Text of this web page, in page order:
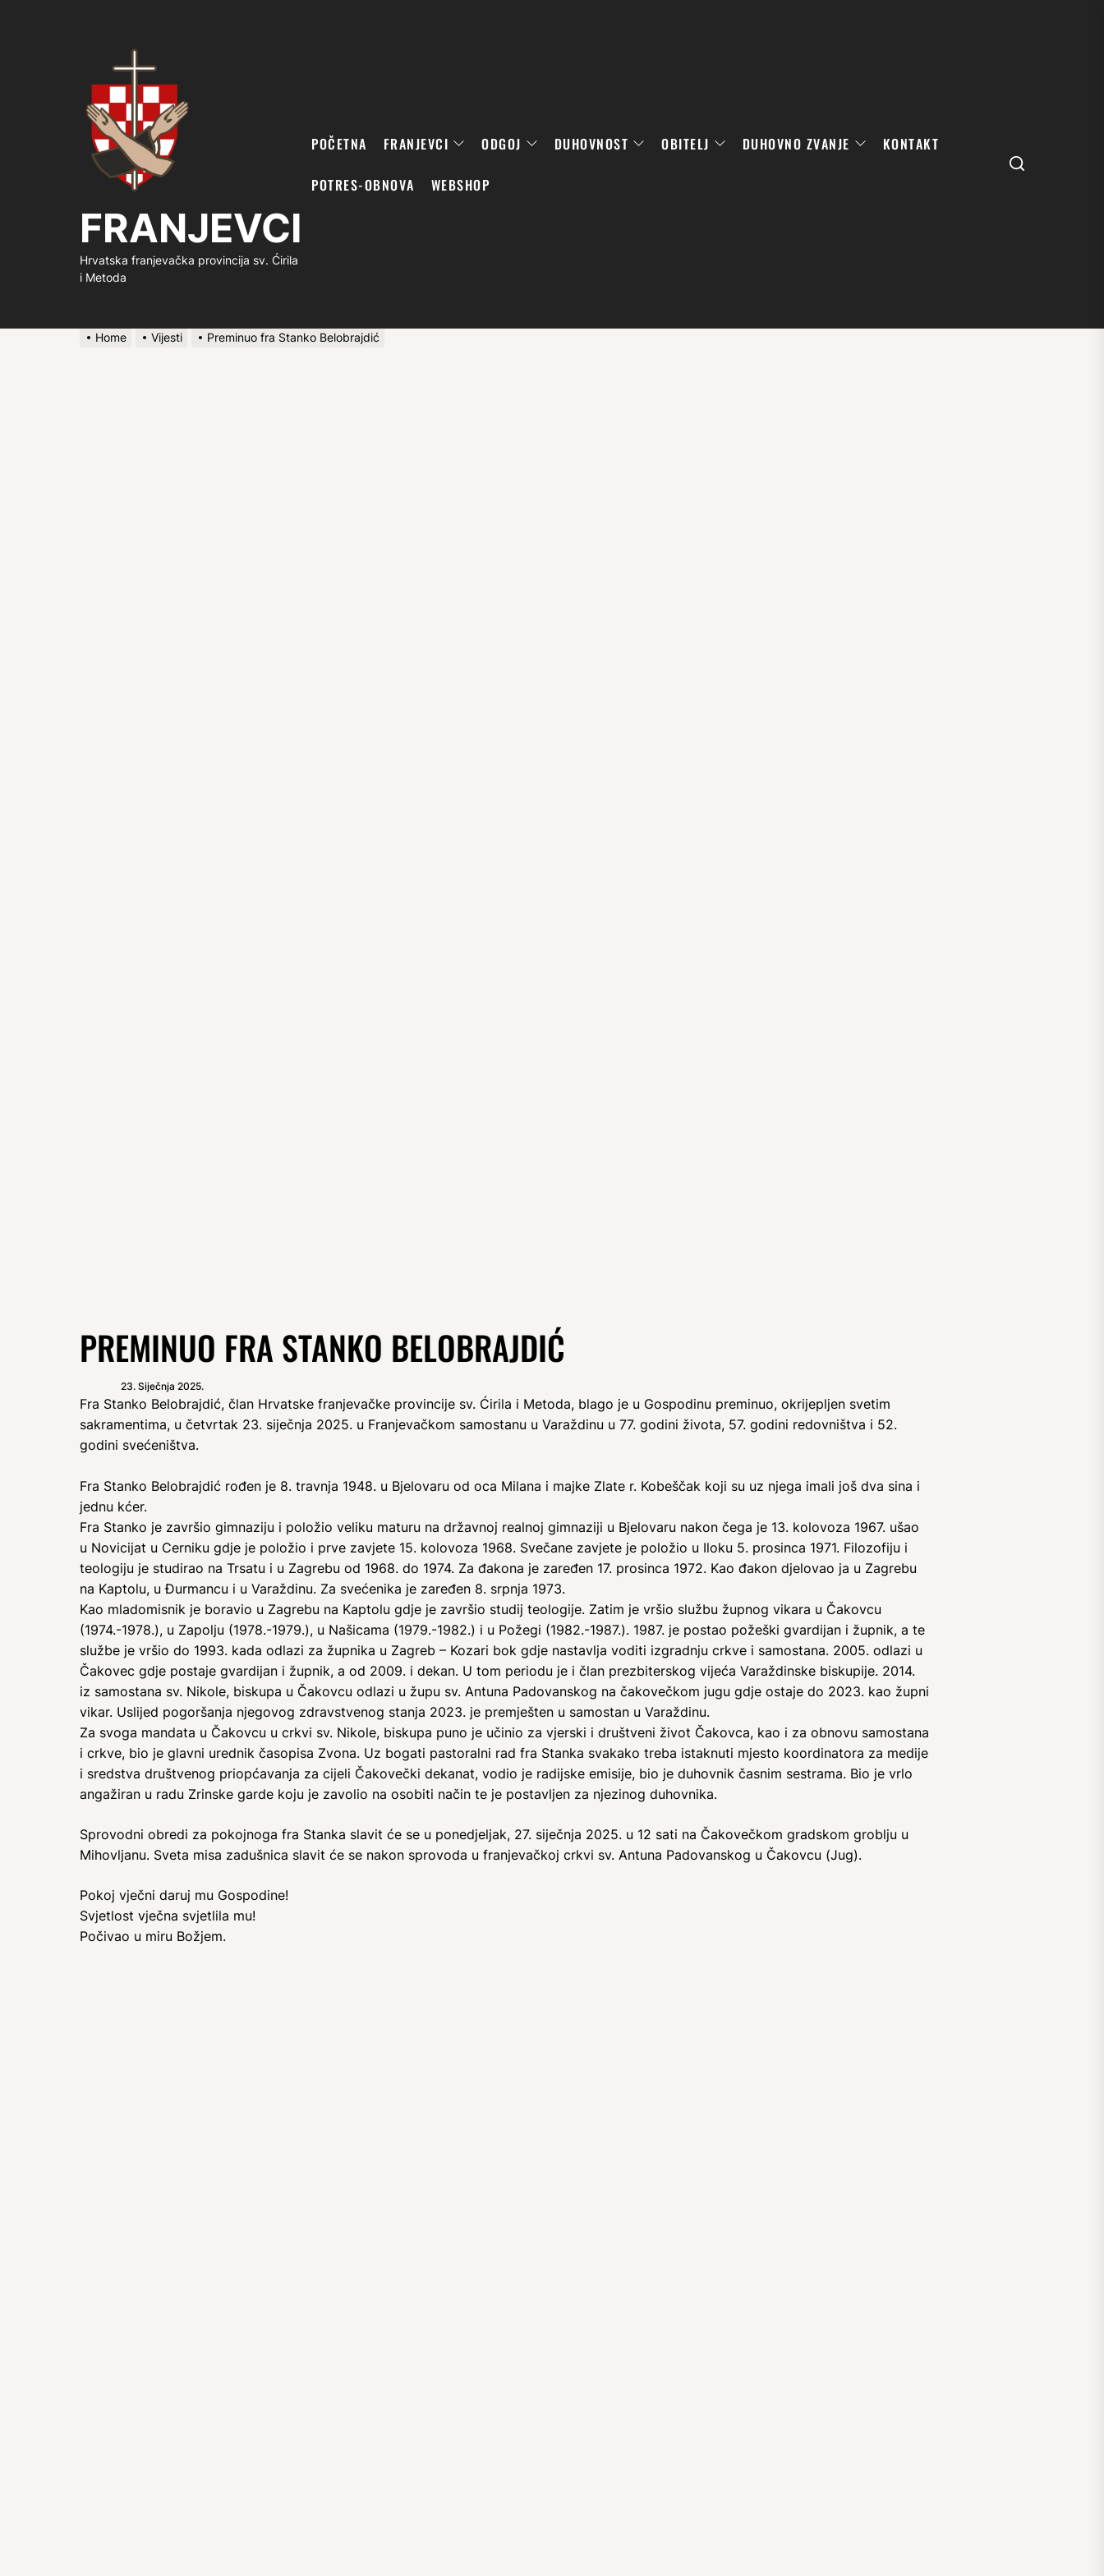
FRANJEVCI
Hrvatska franjevačka provincija sv. Ćirila
i Metoda
POČETNA FRANJEVCI ODGOJ DUHOVNOST OBITELJ DUHOVNO ZVANJE KONTAKT
POTRES-OBNOVA WEBSHOP
Search
Home Vijesti Preminuo fra Stanko Belobrajdić
PREMINUO FRA STANKO BELOBRAJDIĆ
23. Siječnja 2025.
Fra Stanko Belobrajdić, član Hrvatske franjevačke provincije sv. Ćirila i Metoda, blago je u Gospodinu preminuo, okrijepljen svetim
sakramentima, u četvrtak 23. siječnja 2025. u Franjevačkom samostanu u Varaždinu u 77. godini života, 57. godini redovništva i 52.
godini svećeništva.
Fra Stanko Belobrajdić rođen je 8. travnja 1948. u Bjelovaru od oca Milana i majke Zlate r. Kobeščak koji su uz njega imali još dva sina i
jednu kćer.
Fra Stanko je završio gimnaziju i položio veliku maturu na državnoj realnoj gimnaziji u Bjelovaru nakon čega je 13. kolovoza 1967. ušao
u Novicijat u Cerniku gdje je položio i prve zavjete 15. kolovoza 1968. Svečane zavjete je položio u Iloku 5. prosinca 1971. Filozofiju i
teologiju je studirao na Trsatu i u Zagrebu od 1968. do 1974. Za đakona je zaređen 17. prosinca 1972. Kao đakon djelovao ja u Zagrebu
na Kaptolu, u Đurmancu i u Varaždinu. Za svećenika je zaređen 8. srpnja 1973.
Kao mladomisnik je boravio u Zagrebu na Kaptolu gdje je završio studij teologije. Zatim je vršio službu župnog vikara u Čakovcu
(1974.-1978.), u Zapolju (1978.-1979.), u Našicama (1979.-1982.) i u Požegi (1982.-1987.). 1987. je postao požeški gvardijan i župnik, a te
službe je vršio do 1993. kada odlazi za župnika u Zagreb – Kozari bok gdje nastavlja voditi izgradnju crkve i samostana. 2005. odlazi u
Čakovec gdje postaje gvardijan i župnik, a od 2009. i dekan. U tom periodu je i član prezbiterskog vijeća Varaždinske biskupije. 2014.
iz samostana sv. Nikole, biskupa u Čakovcu odlazi u župu sv. Antuna Padovanskog na čakovečkom jugu gdje ostaje do 2023. kao župni
vikar. Uslijed pogoršanja njegovog zdravstvenog stanja 2023. je premješten u samostan u Varaždinu.
Za svoga mandata u Čakovcu u crkvi sv. Nikole, biskupa puno je učinio za vjerski i društveni život Čakovca, kao i za obnovu samostana
i crkve, bio je glavni urednik časopisa Zvona. Uz bogati pastoralni rad fra Stanka svakako treba istaknuti mjesto koordinatora za medije
i sredstva društvenog priopćavanja za cijeli Čakovečki dekanat, vodio je radijske emisije, bio je duhovnik časnim sestrama. Bio je vrlo
angažiran u radu Zrinske garde koju je zavolio na osobiti način te je postavljen za njezinog duhovnika.
Sprovodni obredi za pokojnoga fra Stanka slavit će se u ponedjeljak, 27. siječnja 2025. u 12 sati na Čakovečkom gradskom groblju u
Mihovljanu. Sveta misa zadušnica slavit će se nakon sprovoda u franjevačkoj crkvi sv. Antuna Padovanskog u Čakovcu (Jug).
Pokoj vječni daruj mu Gospodine!
Svjetlost vječna svjetlila mu!
Počivao u miru Božjem.